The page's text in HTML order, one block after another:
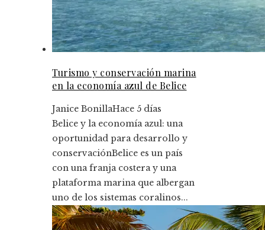
Turismo y conservación marina
en la economía azul de Belice
Janice BonillaHace 5 días
Belice y la economía azul: una
oportunidad para desarrollo y
conservaciónBelice es un país
con una franja costera y una
plataforma marina que albergan
uno de los sistemas coralinos...